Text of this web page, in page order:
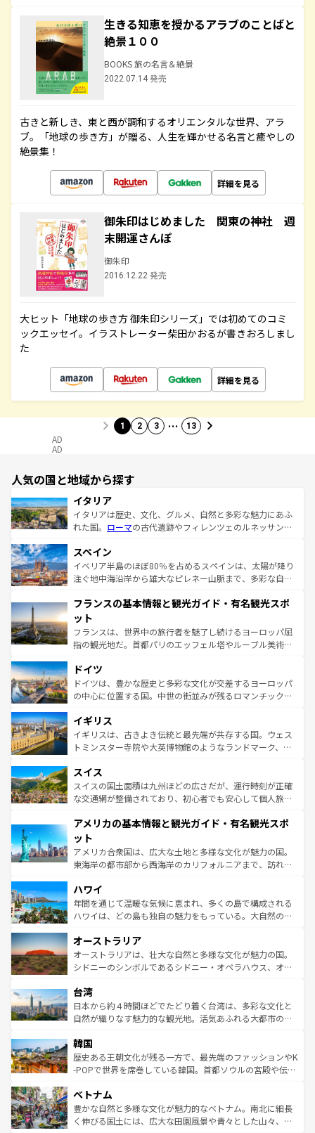
生きる知恵を授かるアラブのことばと
絶景１００
BOOKS 旅の名言＆絶景
2022.07.14 発売
古きと新しき、東と西が調和するオリエンタルな世界、アラ
ブ。「地球の歩き方」が贈る、人生を輝かせる名言と癒やしの
絶景集！
詳細を見る
御朱印はじめました 関東の神社 週
末開運さんぽ
御朱印
2016.12.22 発売
大ヒット「地球の歩き方 御朱印シリーズ」では初めてのコミ
ックエッセイ。イラストレーター柴田かおるが書きおろしまし
た
詳細を見る
1 2 3 … 13
AD
AD
人気の国と地域から探す
イタリア
イタリアは歴史、文化、グルメ、自然と多彩な魅力にあふ
れた国。 ローマの古代遺跡やフィレンツェのルネッサンス
ろん、トスカーナの美しい田園風景やアマルフィ海岸の絶
景など、自然景観も見逃せない。観光の合間には、本場の
ピザやパスタなど、絶品のイタリア料理を堪能することも
ませてくれるイタリアで、忘れられない旅をしてみよう！
なお、新着のイタリア情報は
しい。
スペイン
イベリア半島のほぼ80％を占めるスペインは、太陽が降り
注ぐ地中海沿岸から雄大なピレネー山脈まで、多彩な自然
文化が根付くこの国では、情熱的なフラメンコ、熱気あふ
れる闘牛、そして美味しいタパスが生活の一部となってい
る。首都マドリードの洗練された雰囲気や、バルセロナの
アートに溢れた街角から、地方では古代ローマ遺跡や中世
せる。地方によって風土や気候が異なるスペインはその個
性で訪れる人を魅了する。 なお、新着のスペイン情報は コ
ンテンツ一覧を参照してほしい。
フランスの基本情報と観光ガイド・有名観光スポ
ット
フランスは、世界中の旅行者を魅了し続けるヨーロッパ屈
指の観光地だ。首都パリのエッフェル塔やルーブル美術館
で、幅広い魅力が詰まっている。華麗な宮殿、歴史的な大
聖堂、美しいビーチ、そして豊かな自然が、訪れる者を心
から魅了する。また、フランスは美食の国としても知ら
いる。シャンパンの発祥地であるランス、プロヴァンスの
香り高いラベンダー畑など、多彩な楽しみ方が可能だ。さ
らに、パリ以外の地域にも魅力が溢れており、どの街角に
れる地方に足を運ぶとそれぞれで全く異なる文化を体験で
きるだろう。 なお、新着のフランス情報はコンテンツ一覧
を参照してほしい。
ドイツ
ドイツは、豊かな歴史と多彩な文化が交差するヨーロッパ
の中心に位置する国。中世の街並みが残るロマンチック街
顔を持つこの国は、どこを歩いても飽きることがない。ベ
ルリンの文化的活気、バイエルン州のアルプスの絶景、そ
してライン川沿いのワイン畑といった風景は必見。ビール
は、お酒好きな人にはぜひ体験してほしい。 なお、新着の
ドイツ情報はコンテンツ一覧を参照してほしい。
イギリス
イギリスは、古きよき伝統と最先端が共存する国。ウェス
トミンスター寺院や大英博物館のようなランドマーク、歴
リアごとに異なる魅力がある。また、優雅なアフタヌーン
ティー、ビール好きにはたまらない英国パブ、サッカー観
戦など、本場だからこそできる体験も豊富。イギリスを旅
ンツ一覧を参照してほしい。
スイス
スイスの国土面積は九州ほどの広さだが、運行時刻が正確
な交通網が整備されており、初心者でも安心して個人旅行
の建物がそのまま残る町や、スイスならではのユニークな
博物館もあり、アルプス観光だけでなく町歩きも満喫する
ことができる。国民の所得が高いため物価も高いが、旅行
者向けの交通パス提供のサービスもあり、うまく活用すれ
着のスイス情報は
アメリカの基本情報と観光ガイド・有名観光スポ
ット
アメリカ合衆国は、広大な土地と多様な文化が魅力の国。
東海岸の都市部から西海岸のカリフォルニアまで、訪れる
のような巨大都市は、観光、ショッピング、エンターテイ
ンメントが詰まった刺激的なスポットだ。一方、アメリカ
西部には大自然が広がり、グランドキャニオンやイエロー
部のニューオーリンズでは、音楽と美食が融合した独特の
文化が魅力。旅行者はアメリカの各地域で異なる魅力を楽
しみながら、その多様性と豊かな歴史を感じることができ
ならではの贅沢な旅のスタイルだ。 なお、新着のアメリカ
情報はコンテンツ一覧を参照してほしい。
ハワイ
年間を通じて温暖な気候に恵まれ、多くの島で構成される
ハワイは、どの島も独自の魅力をもっている。大自然の神
ワイ島は見逃せない。また、定番の観光地といえばオアフ
島だが、静かな自然を求めるならマウイ島やカウアイ島が
おすすめ。エメラルドグリーンに輝く海をはじめ、豊かな
れるおもてなしの心で訪れる人々を迎えてくれるハワイの
人々、おいしいローカルフードやハワイアンミュージッ
ク、伝統的なフラダンスなど、すべてがハワイの魅力を彩
ワイを、存分に味わってほしい。 なお、新着のハワイ情報
はコンテンツ一覧を参照してほしい。
オーストラリア
オーストラリアは、壮大な自然と多様な文化が魅力の国。
シドニーのシンボルであるシドニー・オペラハウス、オー
リアリーフや大陸中央部にそびえるウルル（エアーズロッ
ク）、タスマニアの美しい原生林やケアンズの熱帯雨林な
ど、見どころがたくさん。また、カフェやワイン、オージ
いる。アクティビティも充実しており、サーフィンやダイ
ビング、ハイキングなど、アウトドア好きにはたまらな
い。オーストラリアの多彩な魅力を存分に味わいつくそ
参照してほしい。
台湾
日本から約４時間ほどでたどり着く台湾は、多彩な文化と
自然が織りなす魅力的な観光地。活気あふれる大都市の台
ン）、静ひつな山岳地帯である台湾東部など、都市の喧騒
と山間の静けさが共存しており、訪れる人に新しい発見と
驚きをもたらしてくれる。また、奥深い台湾の食文化も魅
容にもいいと評判のスイーツなど、バラエティ豊かな料理
が味わえる。 なお、新着の台湾情報は コンテンツ一覧を参
照してほしい。
韓国
歴史ある王朝文化が残る一方で、最先端のファッションやK
-POPで世界を席巻している韓国。首都ソウルの宮殿や伝統
き、地方に足を延ばせば四季折々の自然美を楽しむことが
できる。そして、キムチや焼肉、絶品のストリートフード
まで、さまざまな韓国料理が待っている。夜には、韓国な
ベトナム
豊かな自然と多様な文化が魅力的なベトナム。南北に細長
く伸びる国土には、広大な田園風景や青々とした山々、世